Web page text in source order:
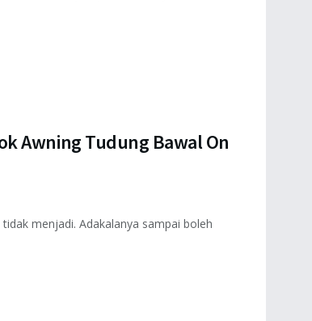
Awning Tudung Bawal On
menjadi. Adakalanya sampai boleh